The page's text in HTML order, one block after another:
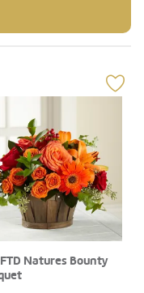
Natures Bounty